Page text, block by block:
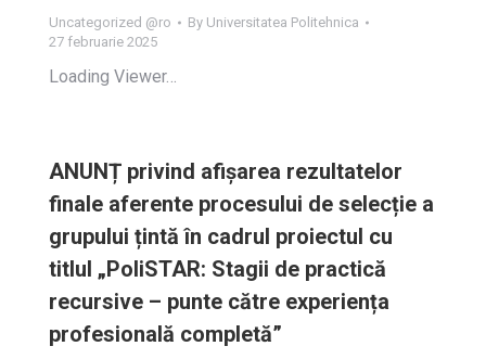
Uncategorized @ro By Universitatea Politehnica
27 februarie 2025
Loading Viewer…
ANUNȚ privind afișarea rezultatelor
finale aferente procesului de selecție a
grupului țintă în cadrul proiectul cu
titlul „PoliSTAR: Stagii de practică
recursive – punte către experiența
profesională completă”